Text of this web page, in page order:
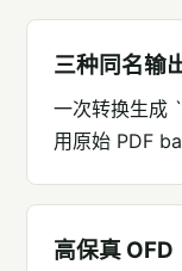
三种同名输
一次转换生
用原始 PDF
高保真 OFD